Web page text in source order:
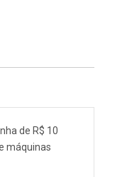
de R$ 10
máquinas